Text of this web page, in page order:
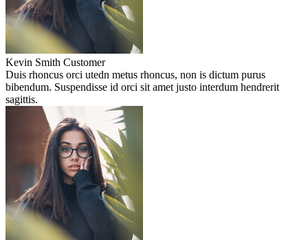
Kevin Smith Customer
Duis rhoncus orci utedn metus rhoncus, non is dictum purus
bibendum. Suspendisse id orci sit amet justo interdum hendrerit
sagittis.